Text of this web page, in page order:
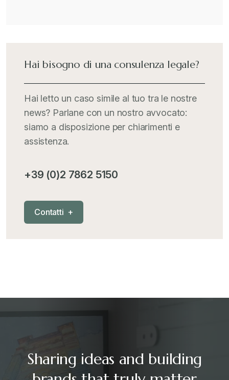
Hai bisogno di una consulenza legale?
Hai letto un caso simile al tuo tra le nostre
news? Parlane con un nostro avvocato:
siamo a disposizione per chiarimenti e
assistenza.
+39 (0)2 7862 5150
Contatti +
Sharing ideas and building